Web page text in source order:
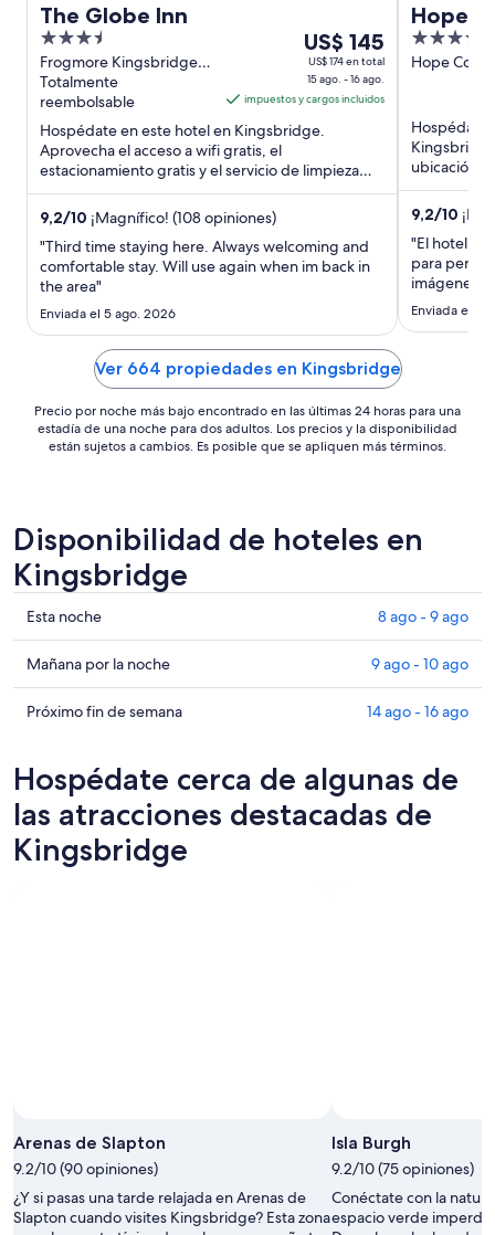
The Globe Inn
3.5
out
of
5
Frogmore Kingsbridge
England
Totalmente
reembolsable
Del
15
ago
al
16
el
precio
noche
es
US$ 145
US$ 174 en total
15 ago. - 16 ago.
impuestos y cargos incluidos
Hospédate en este hotel en Kingsbridge.
Aprovecha el acceso a wifi gratis, el
estacionamiento gratis y el servicio de limpieza
diario. Estarás muy cerca de atracciones ...
9,2/10 ¡Magnífico! (108 opiniones)
"Third time staying here. Always welcoming and
comfortable stay. Will use again when im back in
the area"
Enviada el 5 ago. 2026
Hope
4
out
Hope
Hospédate
ubicación
habitación.
9,2/10
"El hotel no
para
imágenes
web no
Enviada el 4
Ver 664 propiedades en Kingsbridge
Precio por noche más bajo encontrado en las últimas 24 horas para una
estadía de una noche para dos adultos. Los precios y la disponibilidad
están sujetos a cambios. Es posible que se apliquen más términos.
Disponibilidad de hoteles en
Kingsbridge
Ver
precios
de
propiedades
en
esta
noche,
8
ago
Esta noche 8 ago - 9 ago
Ver
precios
de
Kingsbridge
mañana
por
Mañana por la noche 9 ago - 10 ago
Ver
propiedades
en
Kingsbridge
para
Próximo fin de semana 14 ago - 16 ago
Hospédate cerca de algunas de
las atracciones destacadas de
Kingsbridge
de
uso
libre
tomada
por
Arenas de Slapton
9.2/10 (90 opiniones)
¿Y si pasas una tarde relajada en Arenas de
Slapton cuando visites Kingsbridge? Esta zona
Isla Burgh
9.2/10 (75 opiniones)
Conéctate con la
espacio verde